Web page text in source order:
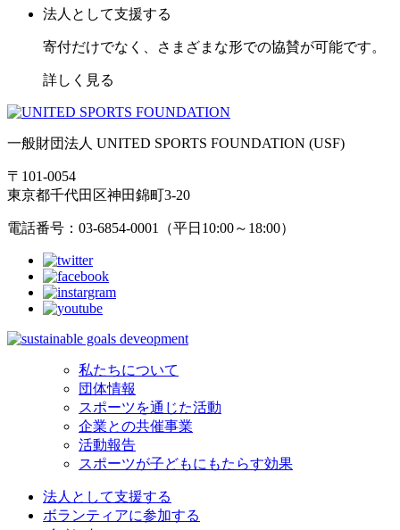
法人として支援する
寄付だけでなく、さまざまな形での協賛が可能です。
詳しく見る
一般財団法人 UNITED SPORTS FOUNDATION (USF)
〒101-0054
東京都千代田区神田錦町3-20
電話番号：03-6854-0001（平日10:00～18:00）
私たちについて
団体情報
スポーツを通じた活動
企業との共催事業
活動報告
スポーツが子どもにもたらす効果
法人として支援する
ボランティアに参加する